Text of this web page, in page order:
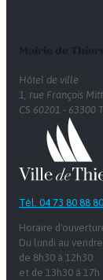
Hôtel de ville
1, rue François
CS 60201 - 63300
Tél. 04 73 80 88 80
Horaire
Du lundi au
de 8h30 à 12h30
et de 13h30 à 17h